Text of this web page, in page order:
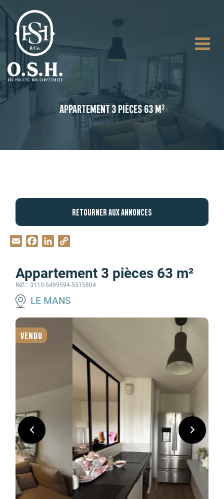
APPARTEMENT 3 PIÈCES 63 M²
RETOURNER AUX ANNONCES
Email FacebookLinkedIn
Appartement 3 pièces 63 m²
Réf. : 3110-5499594-5515804
LE MANS
VENDU